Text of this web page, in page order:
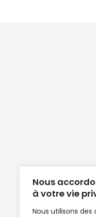
Nous
à votre vie
Nous utilisons